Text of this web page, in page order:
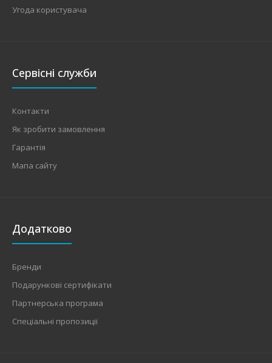
Угода користувача
Сервісні служби
Контакти
Як зробити замовлення
Гарантія
Мапа сайту
Додатково
Бренди
Подарункові сертифікати
Партнерська програма
Спеціальні пропозиції